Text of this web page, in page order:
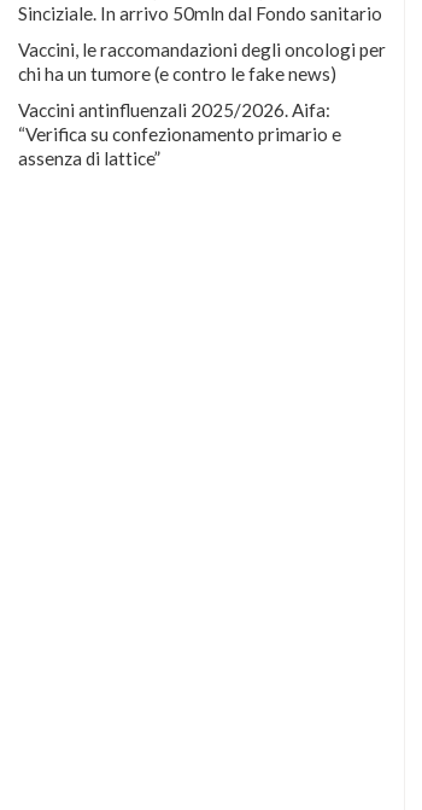
Sinciziale. In arrivo 50mln dal Fondo sanitario
Vaccini, le raccomandazioni degli oncologi per
chi ha un tumore (e contro le fake news)
Vaccini antinfluenzali 2025/2026. Aifa:
“Verifica su confezionamento primario e
assenza di lattice”